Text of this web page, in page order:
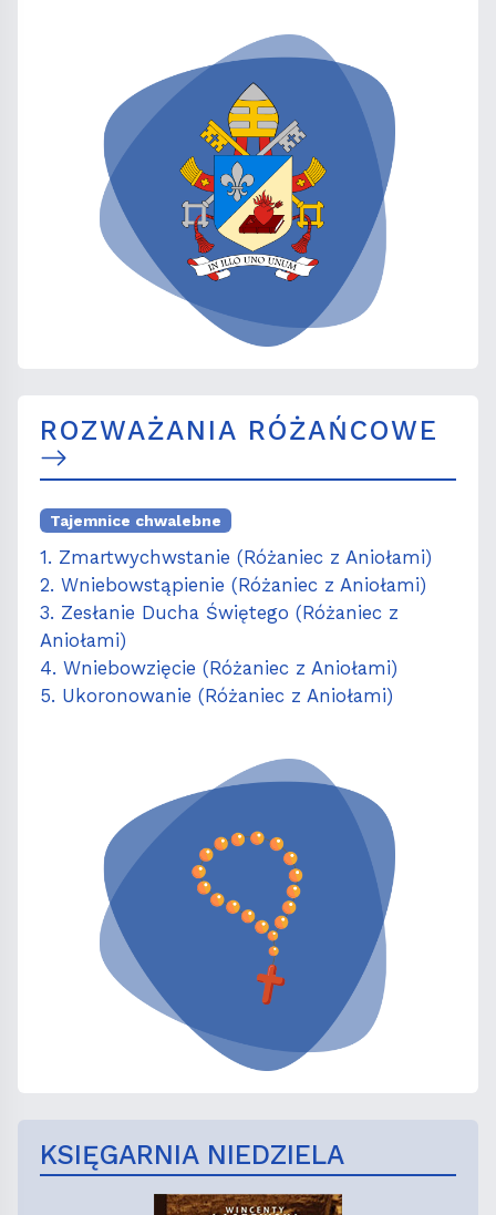
ROZWAŻANIA RÓŻAŃCOWE
Tajemnice chwalebne
1. Zmartwychwstanie (Różaniec z Aniołami)
2. Wniebowstąpienie (Różaniec z Aniołami)
3. Zesłanie Ducha Świętego (Różaniec z
Aniołami)
4. Wniebowzięcie (Różaniec z Aniołami)
5. Ukoronowanie (Różaniec z Aniołami)
KSIĘGARNIA NIEDZIELA